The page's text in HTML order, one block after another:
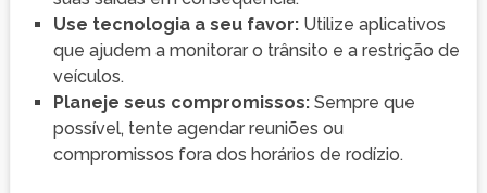
Use tecnologia a seu favor:Utilize aplicativos
que ajudem a monitorar o trânsito e a restrição de
veículos.
Planeje seus compromissos:Sempre que
possível, tente agendar reuniões ou
compromissos fora dos horários de rodízio.